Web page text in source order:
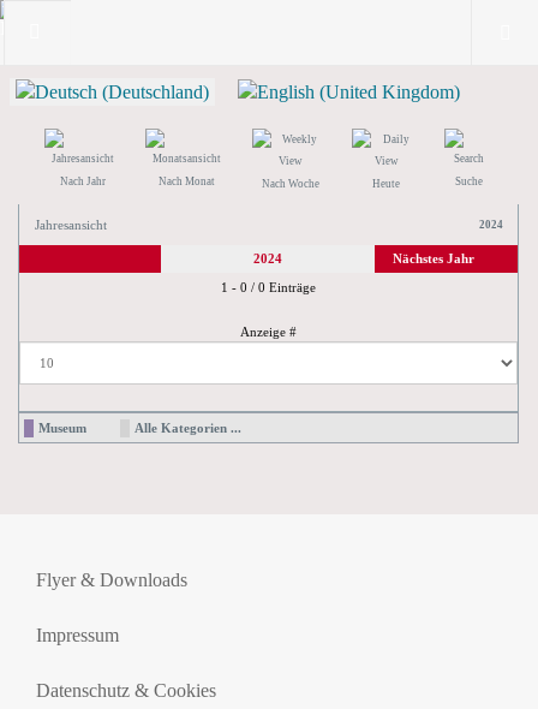
Nach Jahr Nach Monat Nach Woche Heute Suche
Jahresansicht 2024
2024
Nächstes Jahr
Limite der Paginierungsliste
1 - 0 / 0 Einträge
Anzeige #
Museum Alle Kategorien ...
Flyer & Downloads
Impressum
Datenschutz & Cookies